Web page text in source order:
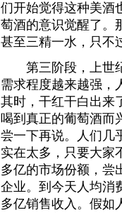
们开始觉得这种美酒
萄酒的意识觉醒了。
甚至三精一水，只不
第三阶段，上世纪
需求程度越来越强，
其时，干红干白出来
喝到真正的葡萄酒而
尝一下再说。人们几
实在太多，只要大家
多亿的市场份额，尝
企业。到今天人均消
多亿销售收入。假如